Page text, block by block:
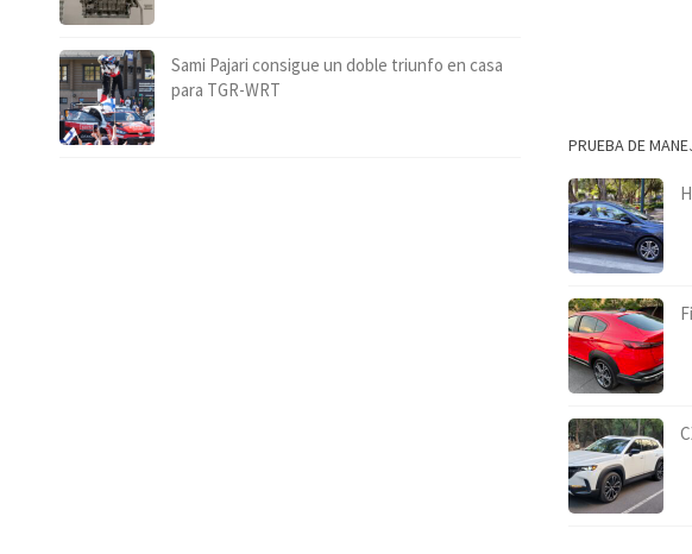
Sami Pajari consigue un doble triunfo en casa
para TGR-WRT
PRUEBA DE